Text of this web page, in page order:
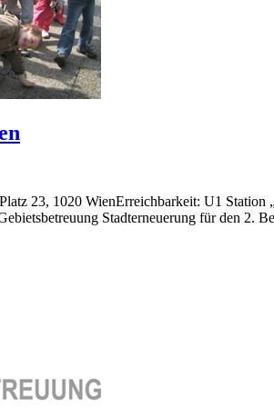
23, 1020 WienErreichbarkeit: U1
Stadterneuerung für den 2.